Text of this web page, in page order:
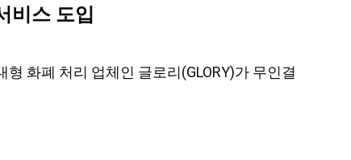
비스 도입
화폐 처리 업체인 글로리(GLORY)가 무인결